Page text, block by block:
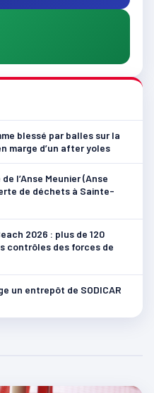
blessé par balles sur la
marge d’un after yoles
l’Anse Meunier (Anse
de déchets à Sainte-
2026 : plus de 120
contrôles des forces de
un entrepôt de SODICAR